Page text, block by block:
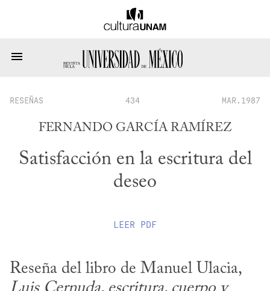
RESEÑAS 434 MAR.1987
FERNANDO GARCÍA RAMÍREZ
Satisfacción en la escritura del
deseo
LEER PDF
Reseña del libro de Manuel Ulacia,